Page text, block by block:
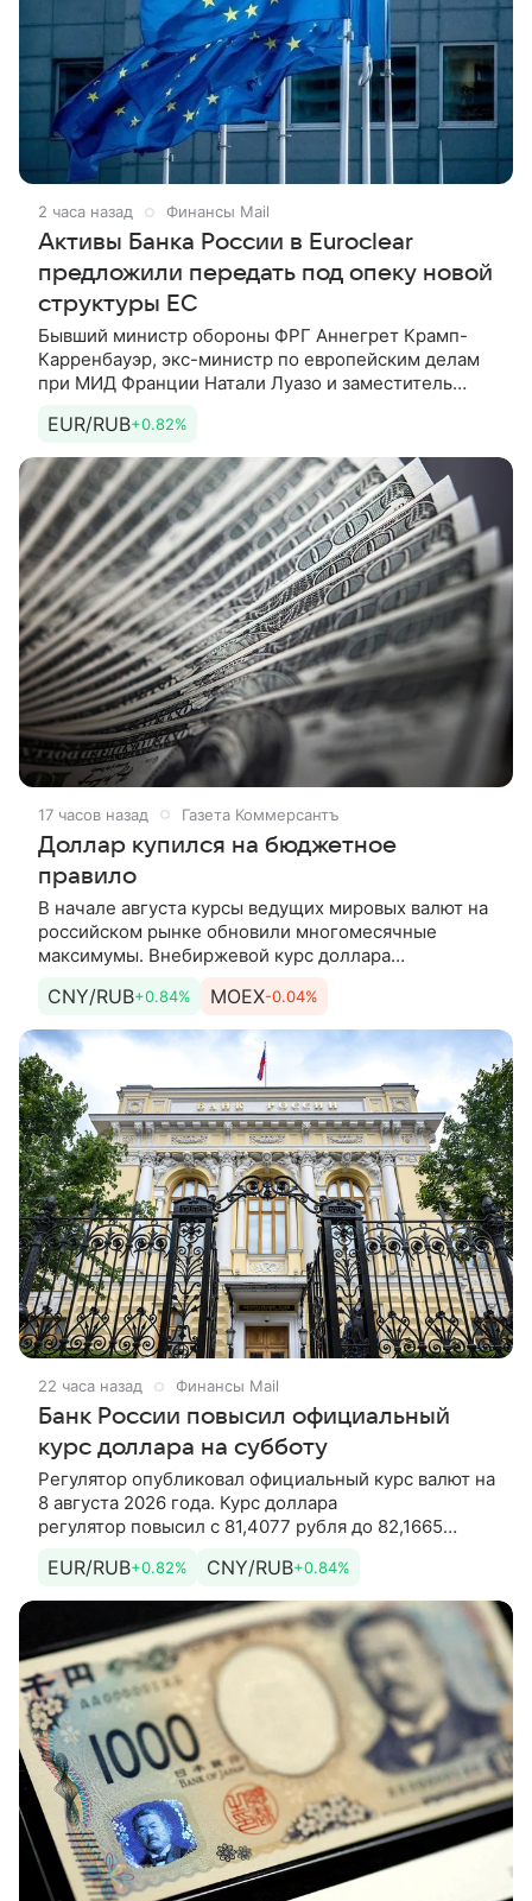
2 часа назад Финансы Mail
Активы Банка России в Euroclear
предложили передать под опеку новой
структуры ЕС
Бывший министр обороны ФРГ Аннегрет Крамп-
Карренбауэр, экс-министр по европейским делам
при МИД Франции Натали Луазо и заместитель
безопасности в администрации
EUR/RUB+0.82%
17 часов назад Газета Коммерсантъ
Доллар купился на бюджетное
правило
В начале августа курсы ведущих мировых валют на
российском рынке обновили многомесячные
максимумы. Внебиржевой курс доллара
юаня — до 12,25 руб./CNY. Ослаблению
CNY/RUB+0.84% MOEX-0.04%
22 часа назад Финансы Mail
Банк России повысил официальный
курс доллара на субботу
Регулятор опубликовал официальный курс валют на
8 августа 2026 года. Курс доллара
регулятор повысил с 81,4077 рубля до 82,1665
94,0585 рубля до 94,8366 рубля. Кроме
EUR/RUB+0.82% CNY/RUB+0.84%